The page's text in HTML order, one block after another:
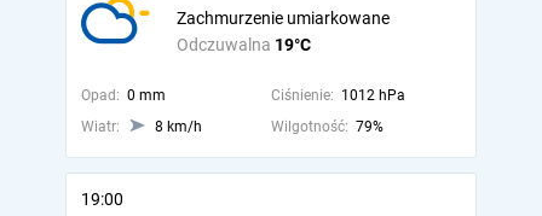
Odczuwalna 19°C
Zachmurzenie umiarkowane
Opad: 0 mm Ciśnienie: 1012 hPa
Wiatr:
8 km/h Wilgotność: 79%
19:00